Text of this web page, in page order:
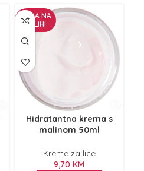
NEMA NA
ZALIHI
Hidratantna krema s
malinom 50ml
Kreme za lice
9,70 KM